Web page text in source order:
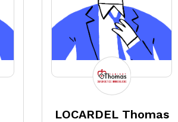
LOCARDEL Thomas